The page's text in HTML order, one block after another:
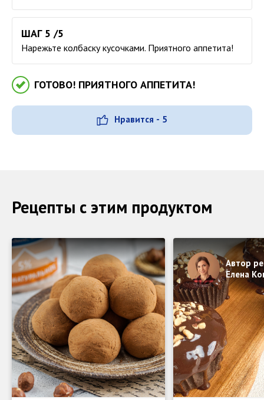
ШАГ 5 /5
Нарежьте колбаску кусочками. Приятного аппетита!
ГОТОВО! ПРИЯТНОГО АППЕТИТА!
Нравится - 5
Рецепты с этим продуктом
Автор
Елена